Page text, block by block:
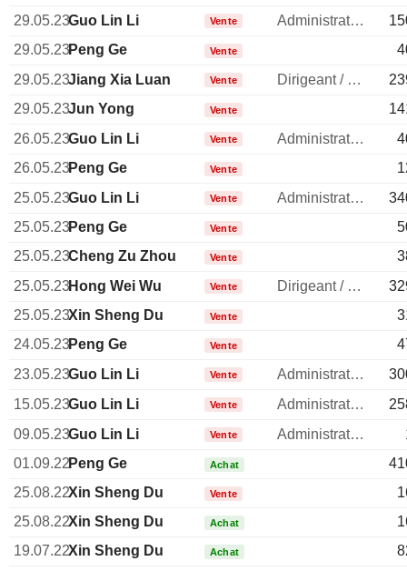
29.05.23Guo Lin Li Vente Administrateur
29.05.23Peng Ge Vente
29.05.23Jiang Xia Luan Vente Dirigeant / cadre principal
29.05.23Jun Yong Vente
26.05.23Guo Lin Li Vente Administrateur
26.05.23Peng Ge Vente
25.05.23Guo Lin Li Vente Administrateur
25.05.23Peng Ge Vente
25.05.23Cheng Zu Zhou Vente
25.05.23Hong Wei Wu Vente Dirigeant / cadre principal
25.05.23Xin Sheng Du Vente
24.05.23Peng Ge Vente
23.05.23Guo Lin Li Vente Administrateur
15.05.23Guo Lin Li Vente Administrateur
09.05.23Guo Lin Li Vente Administrateur
01.09.22Peng Ge Achat
25.08.22Xin Sheng Du Vente
25.08.22Xin Sheng Du Achat
19.07.22Xin Sheng Du Achat